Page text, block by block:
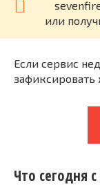
или
Если сервис
зафиксировать
Что сегодня